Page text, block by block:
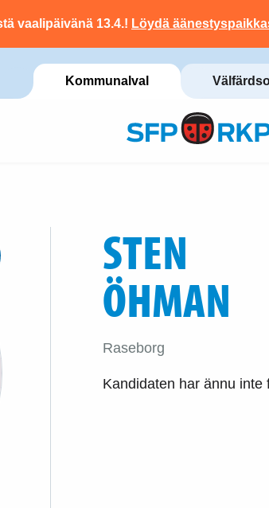
vaalipäivänä 13.4.! Löydä
Kommunalval
STEN
ÖHMAN
Raseborg
Kandidaten har ännu